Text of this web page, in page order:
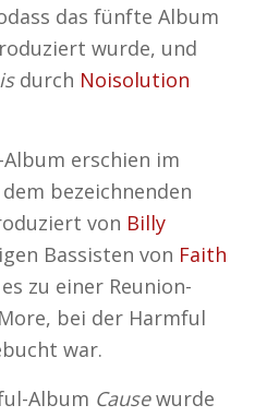
das fünfte Album
wurde, und
durch Noisolution
erschien im
bezeichnenden
von Billy
Bassisten von Faith
zu einer Reunion-
bei der Harmful
war.
Album Causewurde